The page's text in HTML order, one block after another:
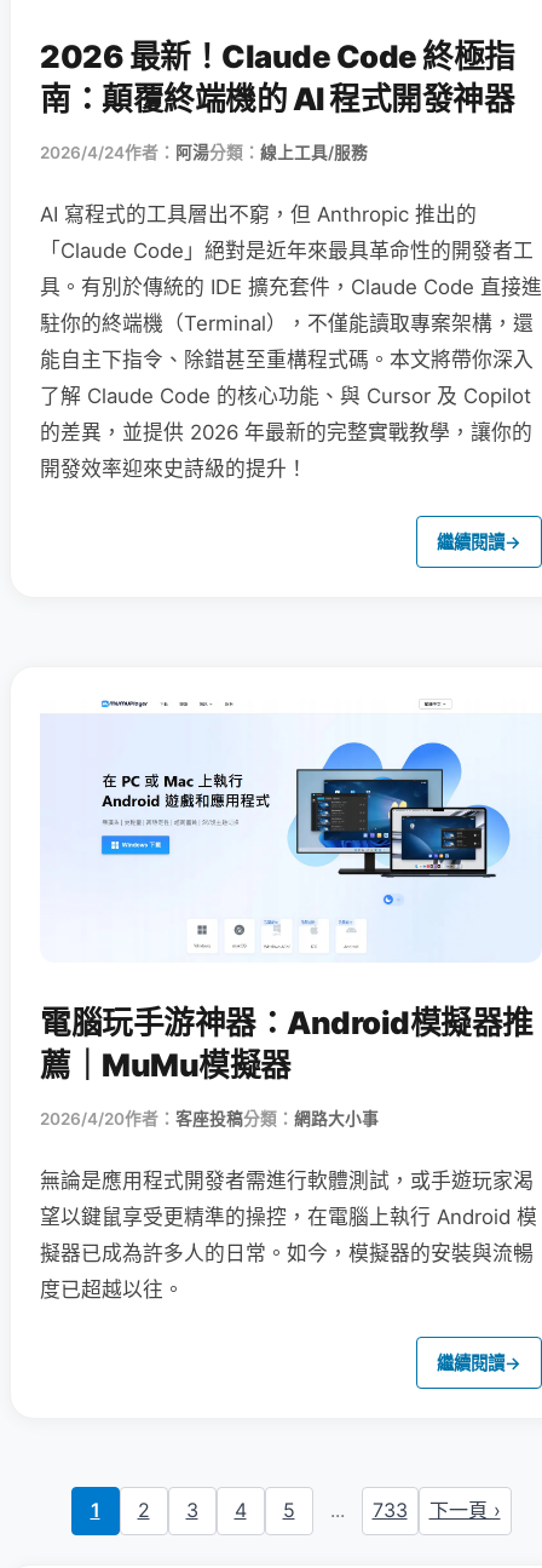
2026 最新！Claude Code 終極指
南：顛覆終端機的 AI 程式開發神器
2026/4/24作者： 阿湯分類： 線上工具/服務
AI 寫程式的工具層出不窮，但 Anthropic 推出的
「Claude Code」絕對是近年來最具革命性的開發者工
具。有別於傳統的 IDE 擴充套件，Claude Code 直接進
駐你的終端機（Terminal），不僅能讀取專案架構，還
能自主下指令、除錯甚至重構程式碼。本文將帶你深入
了解 Claude Code 的核心功能、與 Cursor 及 Copilot
的差異，並提供 2026 年最新的完整實戰教學，讓你的
開發效率迎來史詩級的提升！
繼續閱讀→
電腦玩手游神器：Android模擬器推
薦｜MuMu模擬器
2026/4/20作者： 客座投稿分類： 網路大小事
無論是應用程式開發者需進行軟體測試，或手遊玩家渴
望以鍵鼠享受更精準的操控，在電腦上執行 Android 模
擬器已成為許多人的日常。如今，模擬器的安裝與流暢
度已超越以往。
繼續閱讀→
1 2 3 4 5 ... 733 下一頁 ›